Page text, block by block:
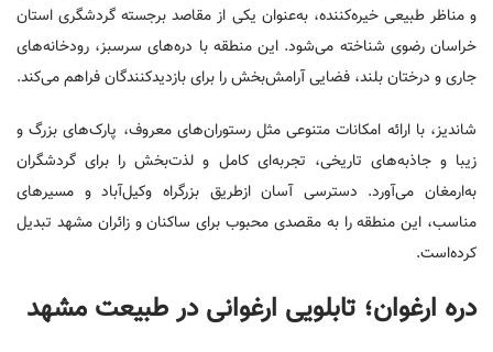
و مناظر طبیعی خیره‌کننده، به‌عنوان یکی از مقاصد برجسته گردشگری استان
خراسان رضوی شناخته می‌شود. این منطقه با دره‌های سرسبز، رودخانه‌های
جاری و درختان بلند، فضایی آرامش‌بخش را برای بازدیدکنندگان فراهم می‌کند.
شاندیز، با ارائه امکانات متنوعی مثل رستوران‌های معروف، پارک‌های بزرگ و
زیبا و جاذبه‌های تاریخی، تجربه‌ای کامل و لذت‌بخش را برای گردشگران
به‌ارمغان می‌آورد. دسترسی آسان ازطریق بزرگراه وکیل‌آباد و مسیرهای
مناسب، این منطقه را به مقصدی محبوب برای ساکنان و زائران مشهد تبدیل
کرده‌است.
دره ارغوان؛ تابلویی ارغوانی در طبیعت مشهد